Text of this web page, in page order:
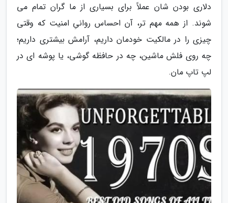
دلاری بودن شان عملاً برای بسیاری از ما گران تمام می
شوند. از همه مهم تر، آن احساس روانیِ امنیت که وقتی
چیزی را در مالکیت خودمان داریم، آرامش بیشتری داریم؛
چه روی فلش ماشین، چه در حافظه گوشی، یا پوشه ای در
لپ تاپ مان.